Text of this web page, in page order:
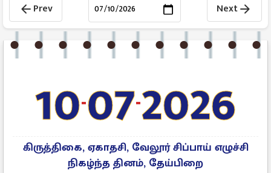
arrow_back Prev Nextarrow_forward
10-07-2026
கிருத்திகை, ஏகாதசி, வேலூர் சிப்பாய் எழுச்சி
நிகழ்ந்த தினம், தேய்பிறை